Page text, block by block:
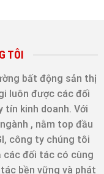
TÔI
bất động sản thị
luôn được các đối
tín kinh doanh. Với
, nằm top đầu
công ty chúng tôi
các đối tác có cùng
bền vững và phát